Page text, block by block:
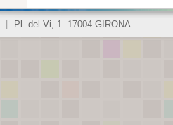
Pl. del Vi, 1. 17004 GIRONA